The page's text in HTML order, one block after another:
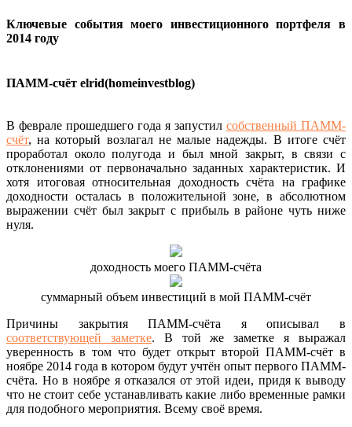
Ключевые события моего инвестиционного портфеля в
2014 году
ПАММ-счёт elrid(homeinvestblog)
В феврале прошедшего года я запустил собственный ПАММ-
счёт, на который возлагал не малые надежды. В итоге счёт
проработал около полугода и был мной закрыт, в связи с
отклонениями от первоначально заданных характеристик. И
хотя итоговая относительная доходность счёта на графике
доходности осталась в положительной зоне, в абсолютном
выражении счёт был закрыт с прибыль в районе чуть ниже
нуля.
доходность моего ПАММ-счёта
суммарный объем инвестиций в мой ПАММ-счёт
Причины закрытия ПАММ-счёта я описывал в
соответствующей заметке. В той же заметке я выражал
уверенность в том что будет открыт второй ПАММ-счёт в
ноябре 2014 года в котором будут учтён опыт первого ПАММ-
счёта. Но в ноябре я отказался от этой идеи, придя к выводу
что не стоит себе устанавливать какие либо временные рамки
для подобного мероприятия. Всему своё время.